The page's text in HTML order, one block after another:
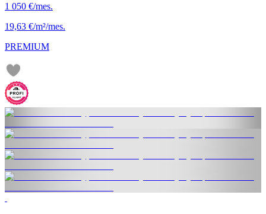
1 050 €/mes.
19,63 €/m²/mes.
PREMIUM